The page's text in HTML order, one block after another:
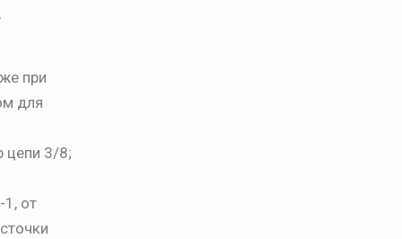
при
для
цепи 3/8;
1, от